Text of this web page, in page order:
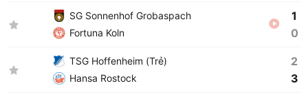
SG Sonnenhof Grobaspach
Fortuna Koln
1
0
TSG Hoffenheim (Trẻ)
Hansa Rostock
2
3